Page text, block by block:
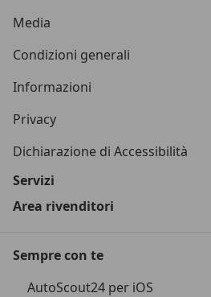
Media
Condizioni generali
Informazioni
Privacy
Dichiarazione di Accessibilità
Servizi
Area rivenditori
Sempre con te
AutoScout24 per iOS